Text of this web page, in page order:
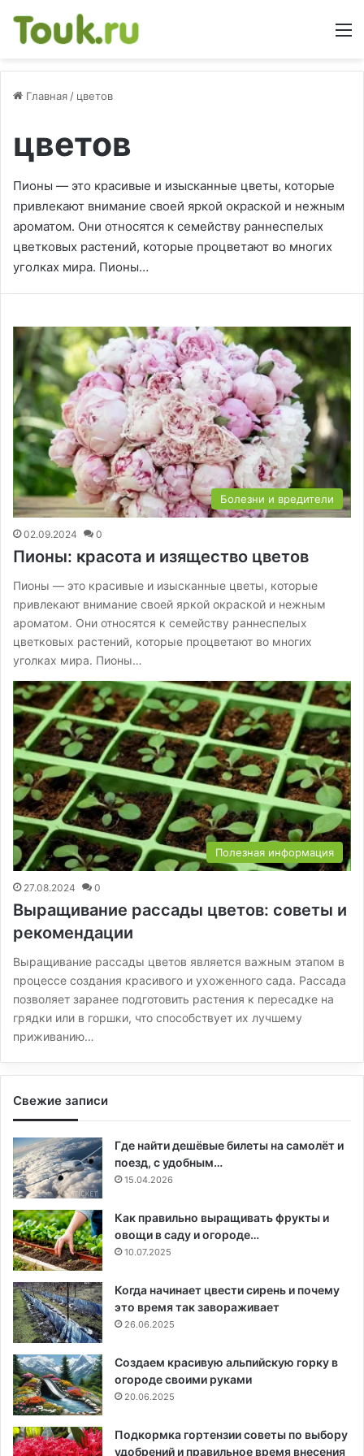
Главная / цветов
цветов
Пионы — это красивые и изысканные цветы, которые
привлекают внимание своей яркой окраской и нежным
ароматом. Они относятся к семейству раннеспелых
цветковых растений, которые процветают во многих
уголках мира. Пионы…
Болезни и вредители
02.09.2024 0
Пионы: красота и изящество цветов
Пионы — это красивые и изысканные цветы, которые
привлекают внимание своей яркой окраской и нежным
ароматом. Они относятся к семейству раннеспелых
цветковых растений, которые процветают во многих
уголках мира. Пионы…
Полезная информация
27.08.2024 0
Выращивание рассады цветов: советы и
рекомендации
Выращивание рассады цветов является важным этапом в
процессе создания красивого и ухоженного сада. Рассада
позволяет заранее подготовить растения к пересадке на
грядки или в горшки, что способствует их лучшему
приживанию…
Свежие записи
Где найти дешёвые билеты на самолёт и
поезд, с удобным…
15.04.2026
Как правильно выращивать фрукты и
овощи в саду и огороде…
10.07.2025
Когда начинает цвести сирень и почему
это время так завораживает
26.06.2025
Создаем красивую альпийскую горку в
огороде своими руками
20.06.2025
Подкормка гортензии советы по выбору
удобрений и правильное время внесения